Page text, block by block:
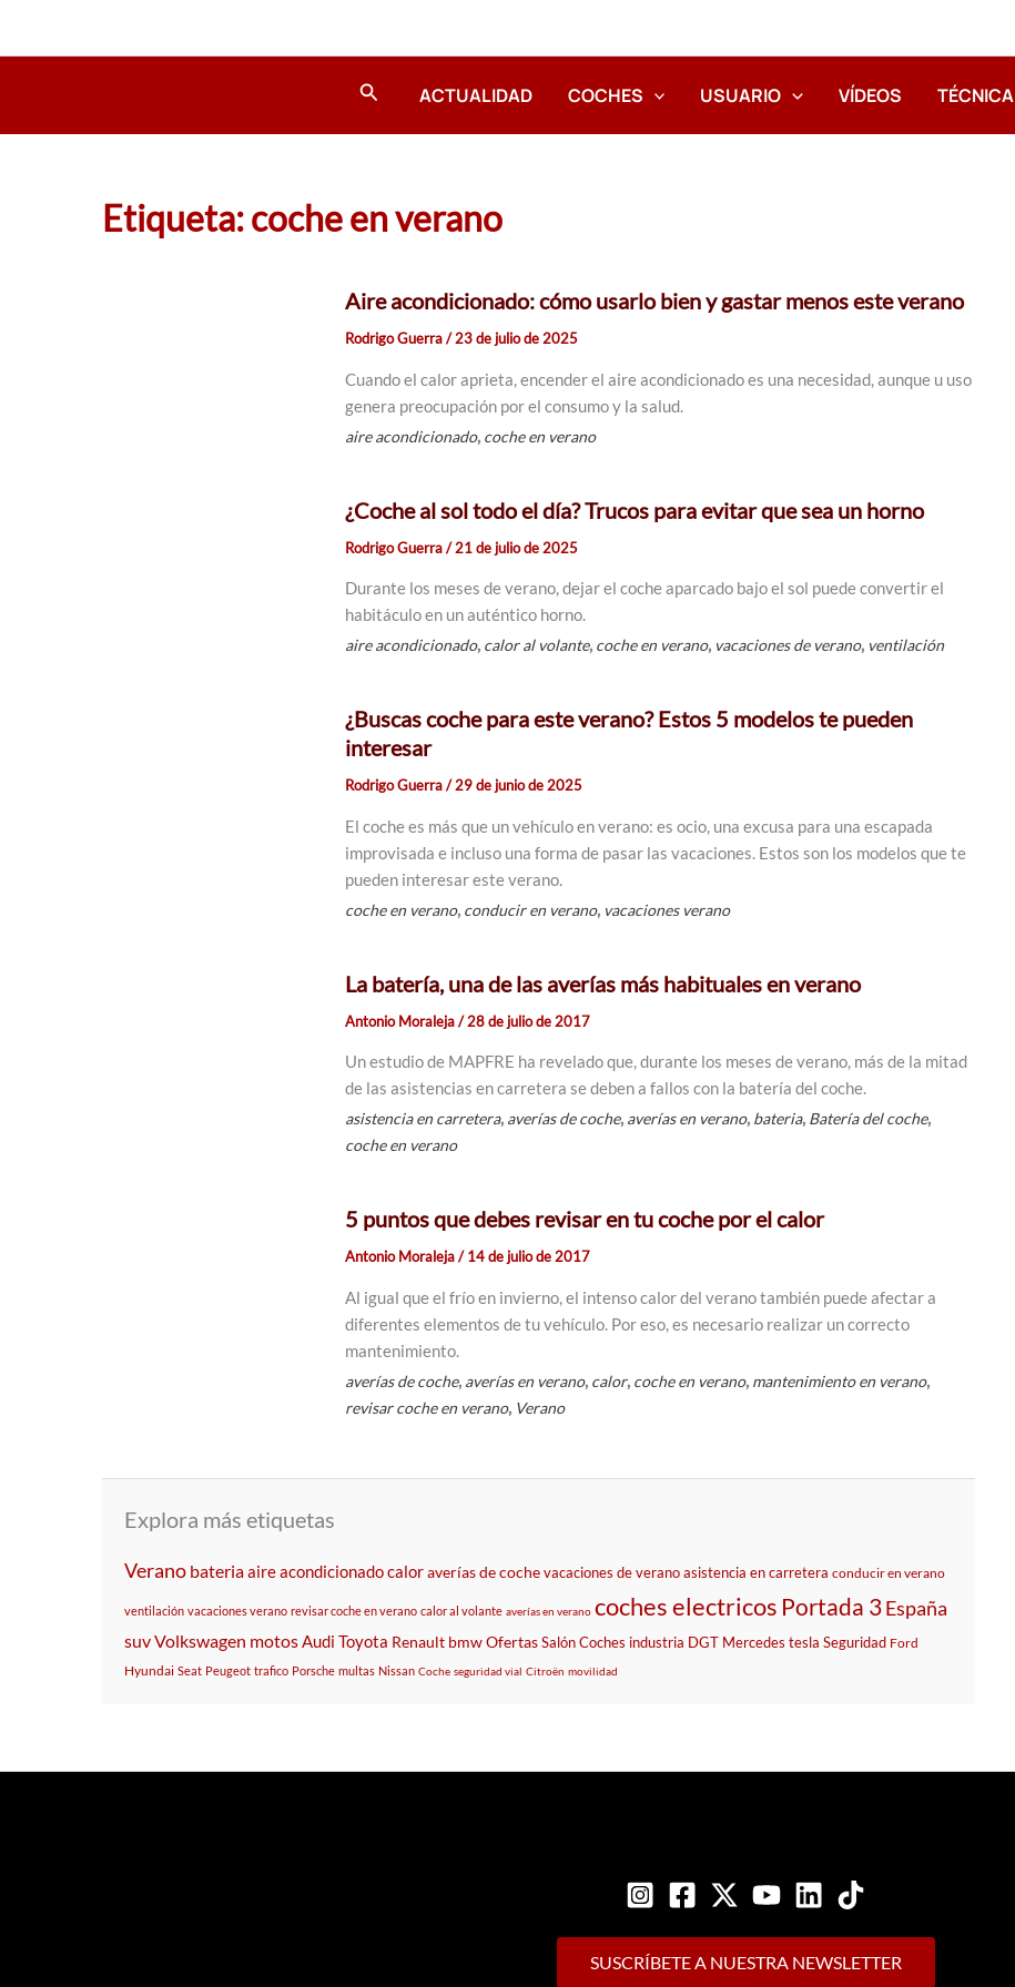
Buscar ACTUALIDAD COCHES USUARIO VÍDEOS TÉCNICA
Etiqueta: coche en verano
Aire acondicionado: cómo usarlo bien y gastar menos este verano
Rodrigo Guerra/23 de julio de 2025
Cuando el calor aprieta, encender el aire acondicionado es una necesidad, aunque u uso
genera preocupación por el consumo y la salud.
aire acondicionado, coche en verano
¿Coche al sol todo el día? Trucos para evitar que sea un horno
Rodrigo Guerra/21 de julio de 2025
Durante los meses de verano, dejar el coche aparcado bajo el sol puede convertir el
habitáculo en un auténtico horno.
aire acondicionado, calor al volante, coche en verano, vacaciones de verano, ventilación
¿Buscas coche para este verano? Estos 5 modelos te pueden
interesar
Rodrigo Guerra/29 de junio de 2025
El coche es más que un vehículo en verano: es ocio, una excusa para una escapada
improvisada e incluso una forma de pasar las vacaciones. Estos son los modelos que te
pueden interesar este verano.
coche en verano, conducir en verano, vacaciones verano
La batería, una de las averías más habituales en verano
Antonio Moraleja/28 de julio de 2017
Un estudio de MAPFRE ha revelado que, durante los meses de verano, más de la mitad
de las asistencias en carretera se deben a fallos con la batería del coche.
asistencia en carretera, averías de coche, averías en verano, bateria, Batería del coche,
coche en verano
5 puntos que debes revisar en tu coche por el calor
Antonio Moraleja/14 de julio de 2017
Al igual que el frío en invierno, el intenso calor del verano también puede afectar a
diferentes elementos de tu vehículo. Por eso, es necesario realizar un correcto
mantenimiento.
averías de coche, averías en verano, calor, coche en verano, mantenimiento en verano,
revisar coche en verano, Verano
Explora más etiquetas
Verano bateriaaire acondicionadocaloraverías de cochevacaciones de veranoasistencia en carretera conducir en verano
ventilación vacaciones verano revisar coche en verano calor al volante averías en verano coches electricos Portada 3España
suvVolkswagen motosAudi Toyota Renault bmwOfertasSalónCoches industria DGT Mercedes tesla Seguridad Ford
Hyundai Seat Peugeot trafico Porsche multas Nissan Coche seguridad vial Citroën movilidad
SUSCRÍBETE A NUESTRA NEWSLETTER